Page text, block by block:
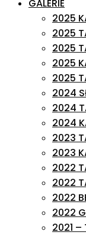
GALERIE
2025
2025
2025
2025
2025
2024
2024
2024
2023
2023
2022
2022
2022
2022
2021 –